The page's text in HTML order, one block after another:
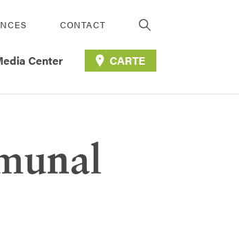
CONTACT
Center CARTE